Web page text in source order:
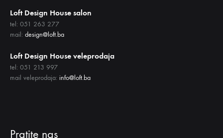
Loft Design House salon
tel: 051 263 277
mail: design@loft.ba
Loft Design House veleprodaja
tel: 051 213 997
mail veleprodaja: info@loft.ba
Pratite nas